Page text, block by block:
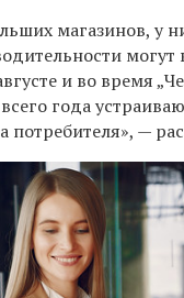
магазинов, у
и во время
года
—